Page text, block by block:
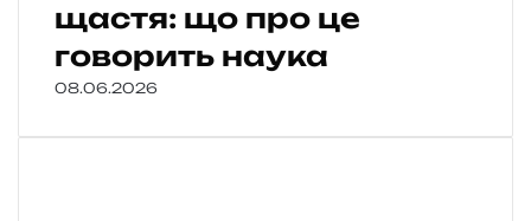
щастя: що про це
говорить наука
08.06.2026